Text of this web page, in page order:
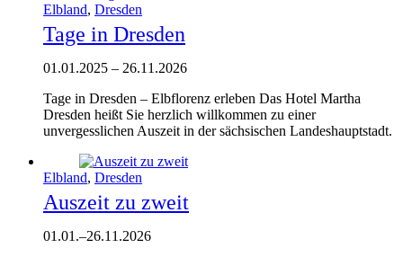
Elbland, Dresden
Tage in Dresden
01.01.2025 – 26.11.2026
Tage in Dresden – Elbflorenz erleben Das Hotel Martha
Dresden heißt Sie herzlich willkommen zu einer
unvergesslichen Auszeit in der sächsischen Landeshauptstadt.
Elbland, Dresden
Auszeit zu zweit
01.01.–26.11.2026